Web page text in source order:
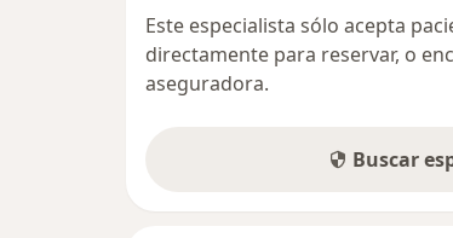
Este especialista sólo acepta
directamente para reservar, o
aseguradora.
Buscar